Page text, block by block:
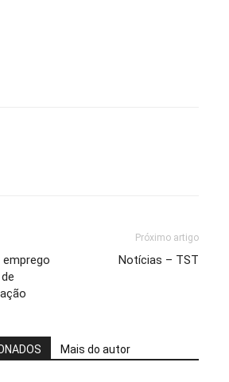
Próximo artigo
Notícias – TST
Mais do autor